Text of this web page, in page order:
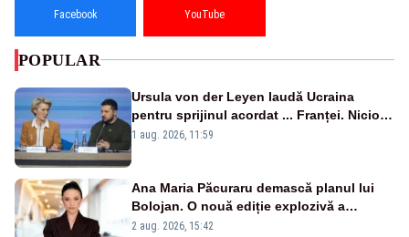
Facebook YouTube
POPULAR
Ursula von der Leyen laudă Ucraina
pentru sprijinul acordat ... Franței. Nicio
reacție privind ajutorul energetic promis
1 aug. 2026, 11:59
Ana Maria Păcuraru demască planul lui
Bolojan. O nouă ediție explozivă a
emisiunii „Miza Zilei” la Realitatea PLUS
2 aug. 2026, 15:42